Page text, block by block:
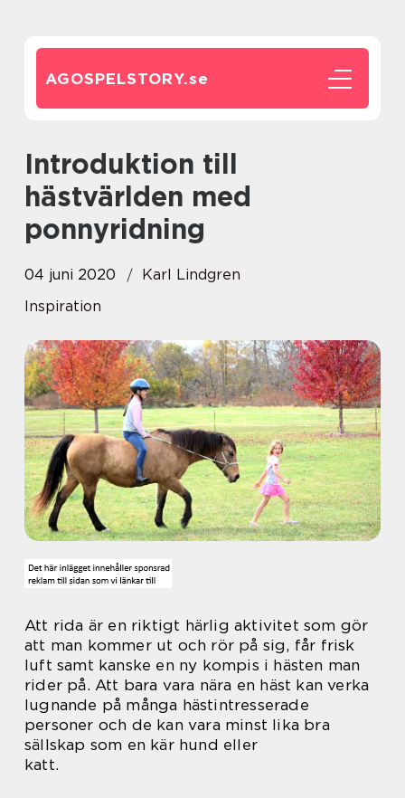
AGOSPELSTORY.se
Introduktion till
hästvärlden med
ponnyridning
04 juni 2020
Karl Lindgren
Inspiration
Att rida är en riktigt härlig aktivitet som gör
att man kommer ut och rör på sig, får frisk
luft samt kanske en ny kompis i hästen man
rider på. Att bara vara nära en häst kan verka
lugnande på många hästintresserade
personer och de kan vara minst lika bra
sällskap som en kär hund eller
katt.